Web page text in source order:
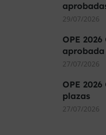
29/07/2026
OPE
27/07/2026
OPE
plazas
27/07/2026